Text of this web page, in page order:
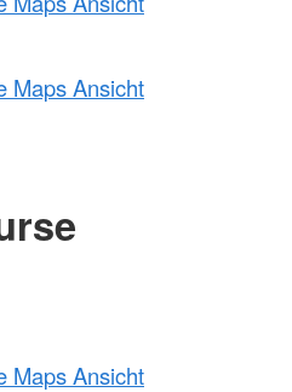
Maps Ansicht
Maps Ansicht